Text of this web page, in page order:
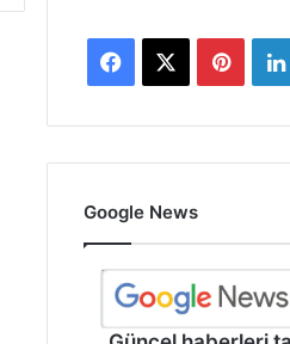
Facebook
Google News